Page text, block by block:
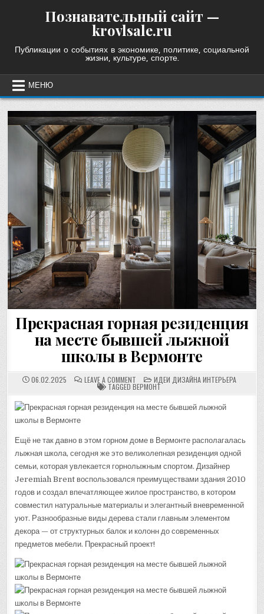
Познавательный сайт —
krovlsale.ru
Публикации о событиях в экономике, политике, социальной
жизни, культуре, спорте.
МЕНЮ
Прекрасная горная резиденция
на месте бывшей лыжной
школы в Вермонте
06.02.2025 LEAVE A COMMENTON
ПРЕКРАСНАЯ
ГОРНАЯ
НА
ШКОЛЫ
В
ВЕРМОНТЕ
POSTED
IN
ИДЕИ ДИЗАЙНА ИНТЕРЬЕРА
TAGGED ВЕРМОНТ
Ещё не так давно в этом горном доме в Вермонте располагалась
лыжная школа, сегодня же это великолепная резиденция одной
семьи, которая увлекается горнолыжным спортом. Дизайнер
Jeremiah Brent воспользовался преимуществами здания 2010
годов и создал впечатляющее жилое пространство, в котором
совместил натуральные материалы и элегантный вневременной
уют. Разнообразные виды дерева стали главным элементом
декора — от структурных балок и колонн до современных
предметов мебели. Прекрасный проект!